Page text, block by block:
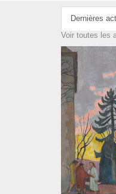
Dernières
Voir toutes les